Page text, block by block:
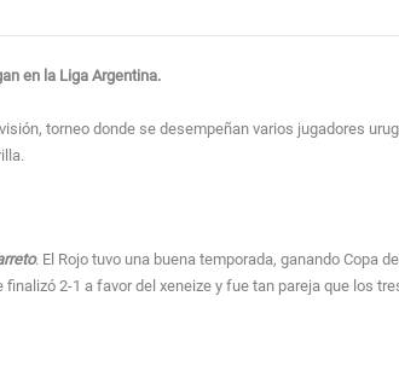
en la Liga Argentina.
torneo donde se desempeñan varios jugadores
. El Rojo tuvo una buena temporada, ganando Copa
2-1 a favor del xeneize y fue tan pareja que los